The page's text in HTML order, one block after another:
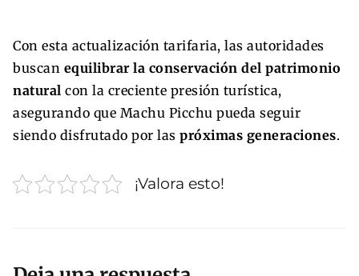
Con esta actualización tarifaria, las autoridades
buscan equilibrar la conservación del patrimonio
natural con la creciente presión turística,
asegurando que Machu Picchu pueda seguir
siendo disfrutado por las próximas generaciones.
¡Valora esto!